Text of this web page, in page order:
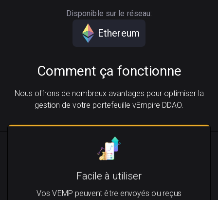
Disponible sur le réseau:
Ethereum
Comment ça fonctionne
Nous offrons de nombreux avantages pour optimiser la
gestion de votre portefeuille vEmpire DDAO.
Facile à utiliser
Vos VEMP peuvent être envoyés ou reçus